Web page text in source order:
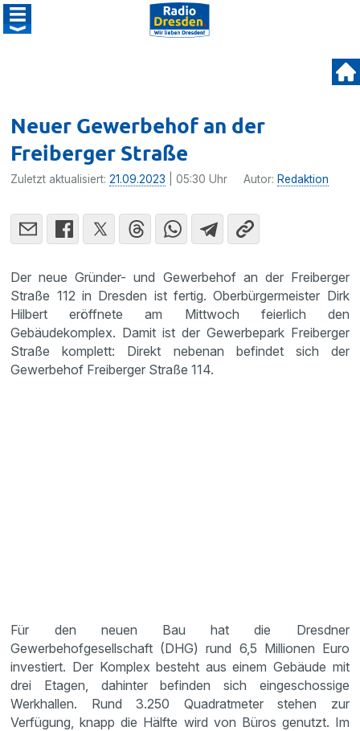
Neuer Gewerbehof an der
Freiberger Straße
Zuletzt aktualisiert:21.09.2023 | 05:30 Uhr Autor: Redaktion
Der neue Gründer- und Gewerbehof an der Freiberger
Straße 112 in Dresden ist fertig. Oberbürgermeister Dirk
Hilbert eröffnete am Mittwoch feierlich den
Gebäudekomplex. Damit ist der Gewerbepark Freiberger
Straße komplett: Direkt nebenan befindet sich der
Gewerbehof Freiberger Straße 114.
Für den neuen Bau hat die Dresdner
Gewerbehofgesellschaft (DHG) rund 6,5 Millionen Euro
investiert. Der Komplex besteht aus einem Gebäude mit
drei Etagen, dahinter befinden sich eingeschossige
Werkhallen. Rund 3.250 Quadratmeter stehen zur
Verfügung, knapp die Hälfte wird von Büros genutzt. Im